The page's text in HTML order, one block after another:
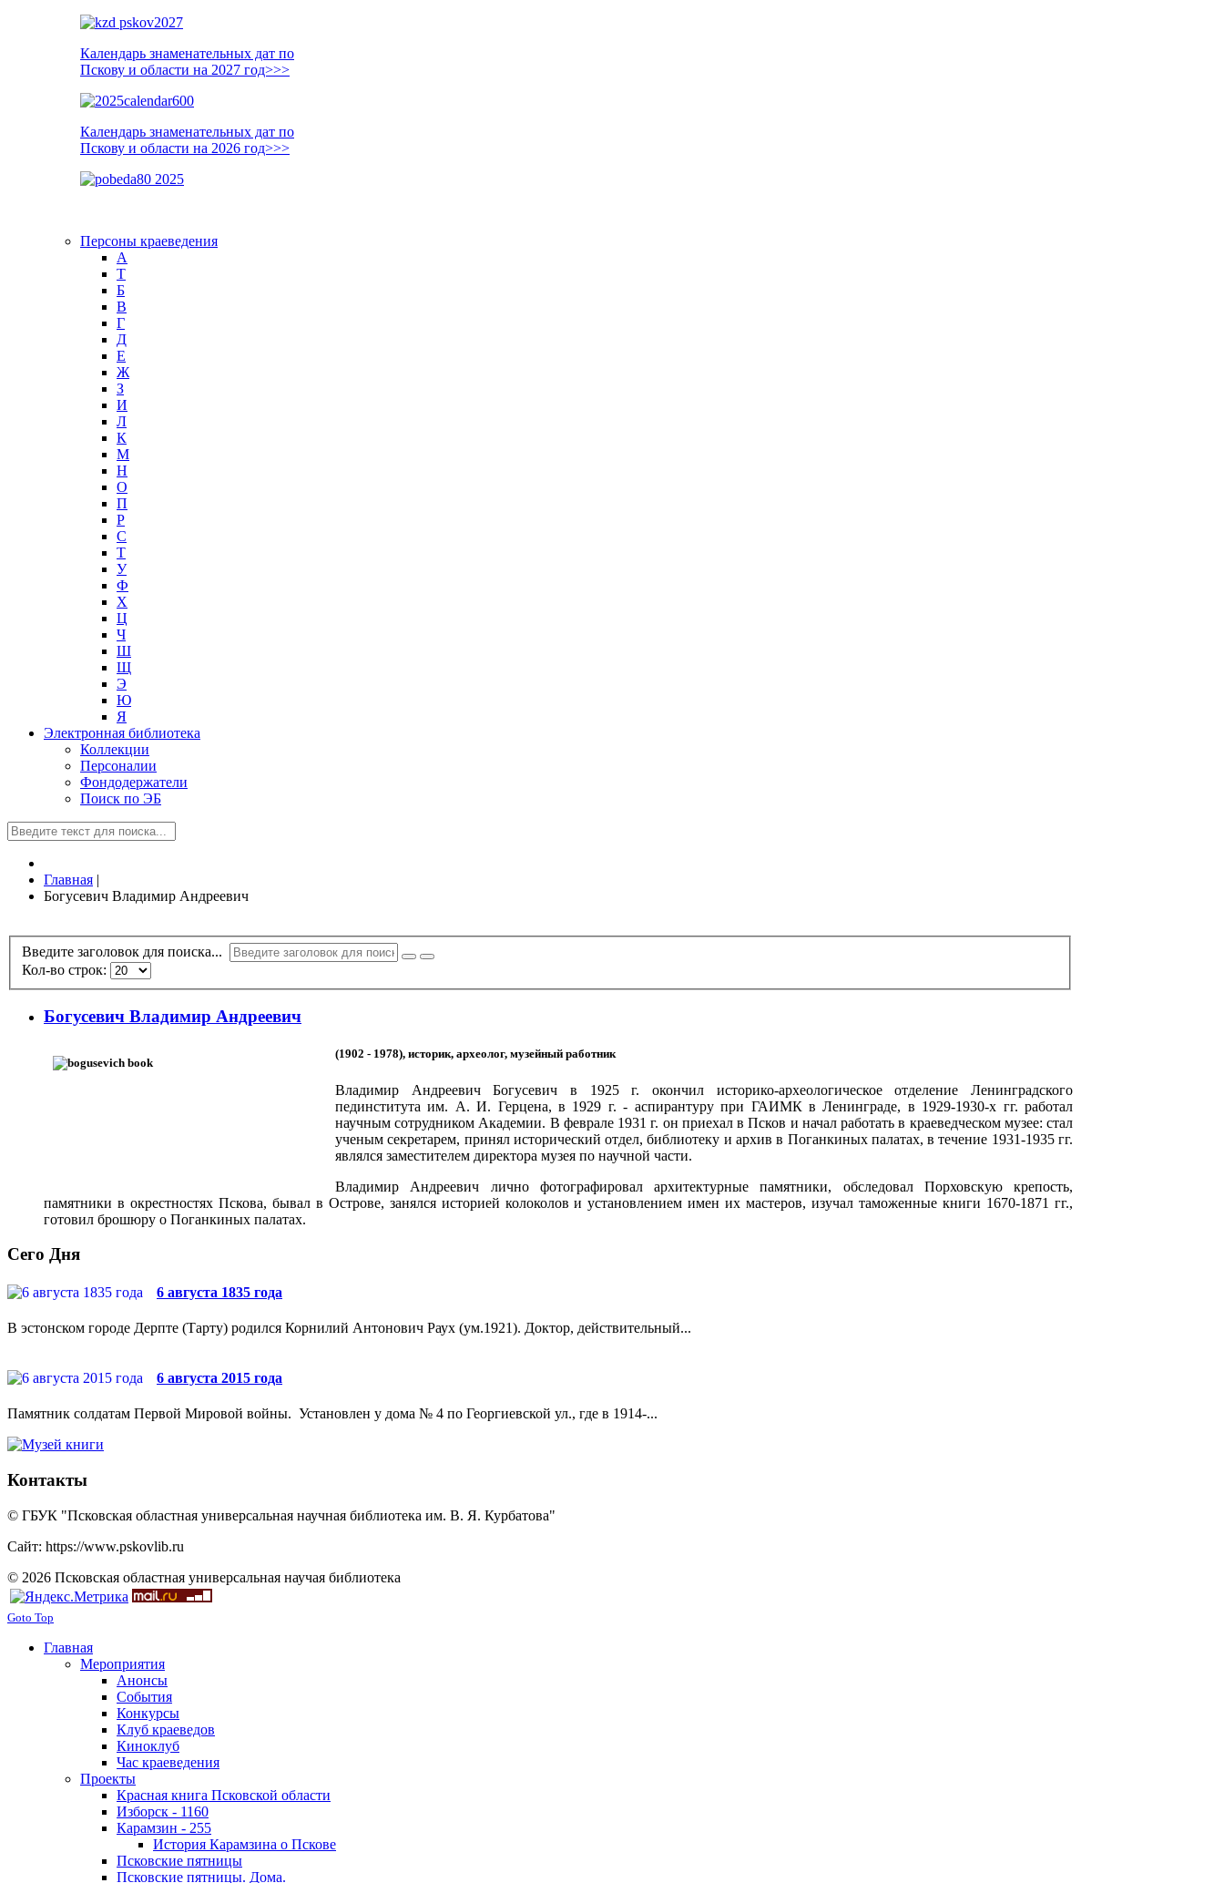
Календарь знаменательных дат по
Пскову и области на 2027 год>>>
Календарь знаменательных дат по
Пскову и области на 2026 год>>>
Персоны краеведения
А
T
Б
В
Г
Д
Е
Ж
З
И
Л
К
М
Н
О
П
Р
С
Т
У
Ф
Х
Ц
Ч
Ш
Щ
Э
Ю
Я
Электронная библиотека
Коллекции
Персоналии
Фондодержатели
Поиск по ЭБ
Главная |
Богусевич Владимир Андреевич
Введите заголовок для поиска...
Кол-во строк:
Богусевич Владимир Андреевич
(1902 - 1978), историк, археолог, музейный работник
Владимир Андреевич Богусевич в 1925 г. окончил историко-археологическое отделение Ленинградского
пединститута им. А. И. Герцена, в 1929 г. - аспирантуру при ГАИМК в Ленинграде, в 1929-1930-х гг. работал
научным сотрудником Академии. В феврале 1931 г. он приехал в Псков и начал работать в краеведческом музее: стал
ученым секретарем, принял исторический отдел, библиотеку и архив в Поганкиных палатах, в течение 1931-1935 гг.
являлся заместителем директора музея по научной части.
Владимир Андреевич лично фотографировал архитектурные памятники, обследовал Порховскую крепость,
памятники в окрестностях Пскова, бывал в Острове, занялся историей колоколов и установлением имен их мастеров, изучал таможенные книги 1670-1871 гг.,
готовил брошюру о Поганкиных палатах.
Сего Дня
6 августа 1835 года
В эстонском городе Дерпте (Тарту) родился Корнилий Антонович Раух (ум.1921). Доктор, действительный...
6 августа 2015 года
Памятник солдатам Первой Мировой войны. Установлен у дома № 4 по Георгиевской ул., где в 1914-...
Контакты
© ГБУК "Псковская областная универсальная научная библиотека им. В. Я. Курбатова"
Сайт: https://www.pskovlib.ru
© 2026 Псковская областная универсальная научая библиотека
Goto Top
Главная
Мероприятия
Анонсы
События
Конкурсы
Клуб краеведов
Киноклуб
Час краеведения
Проекты
Красная книга Псковской области
Изборск - 1160
Карамзин - 255
История Карамзина о Пскове
Псковские пятницы
Псковские пятницы. Дома.